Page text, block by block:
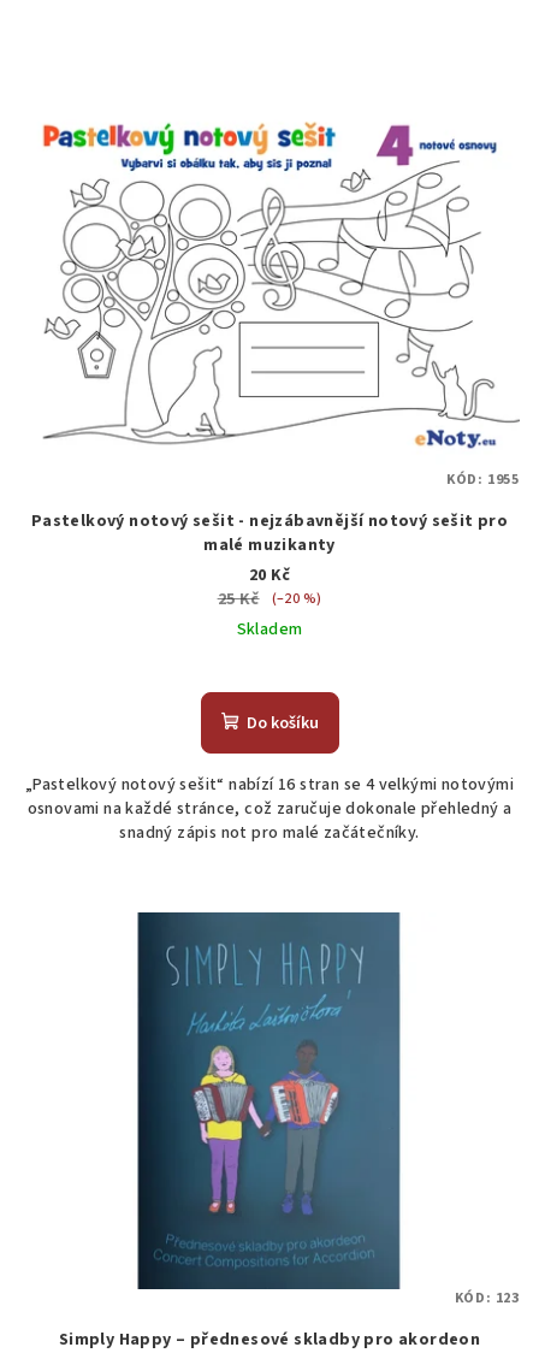
Pastelkový notový sešit - nejzábavnější notový sešit pro
malé muzikanty
20 Kč
25 Kč
(–20 %)
Skladem
Do košíku
„Pastelkový notový sešit“ nabízí 16 stran se 4 velkými notovými
osnovami na každé stránce, což zaručuje dokonale přehledný a
snadný zápis not pro malé začátečníky.
KÓD: 1955
Simply Happy – přednesové skladby pro akordeon
KÓD: 123